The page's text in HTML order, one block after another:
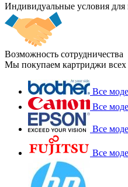
Индивидуальные условия для
Возможность сотрудничества
Мы покупаем картриджи всех
Все
Все
Все
Все